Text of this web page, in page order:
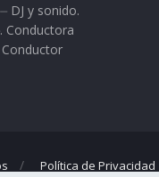
DJ y sonido.
Conductora
Política de Privacidad